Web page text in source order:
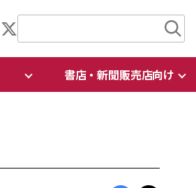
書店・新聞販売店向け